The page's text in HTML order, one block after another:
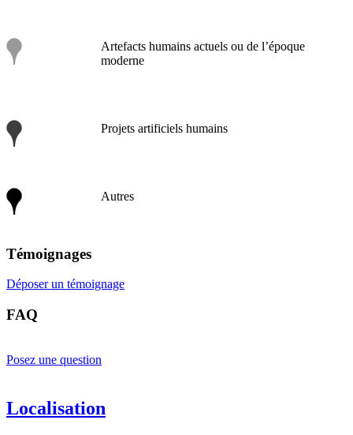
Artefacts humains actuels ou de l’époque
moderne
Projets artificiels humains
Autres
Témoignages
Déposer un témoignage
FAQ
Posez une question
Localisation